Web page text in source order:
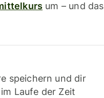
um – und das
speichern und dir
Laufe der Zeit